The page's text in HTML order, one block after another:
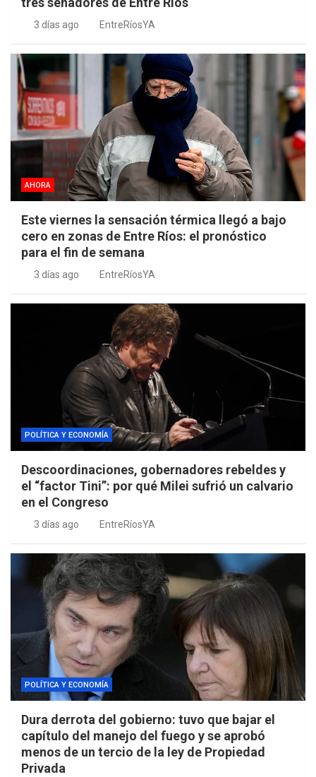
3 días ago EntreRíosYA
AHORA
Este viernes la sensación térmica llegó a bajo
cero en zonas de Entre Ríos: el pronóstico
para el fin de semana
3 días ago EntreRíosYA
POLÍTICA Y ECONOMÍA
Descoordinaciones, gobernadores rebeldes y
el “factor Tini”: por qué Milei sufrió un calvario
en el Congreso
3 días ago EntreRíosYA
POLÍTICA Y ECONOMÍA
Dura derrota del gobierno: tuvo que bajar el
capítulo del manejo del fuego y se aprobó
menos de un tercio de la ley de Propiedad
Privada